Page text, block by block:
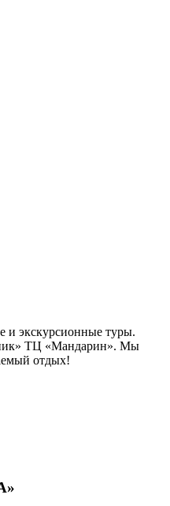
и экскурсионные туры.
ТЦ «Мандарин». Мы
отдых!